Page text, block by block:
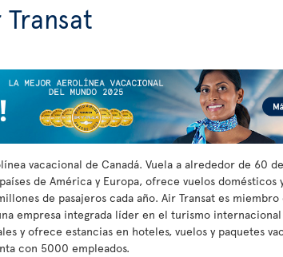
vacacional de Canadá. Vuela a alrededor de 60
de América y Europa, ofrece vuelos domésticos
de pasajeros cada año. Air Transat es
empresa integrada líder en el turismo
y ofrece estancias en hoteles, vuelos y paquetes
con 5000 empleados.